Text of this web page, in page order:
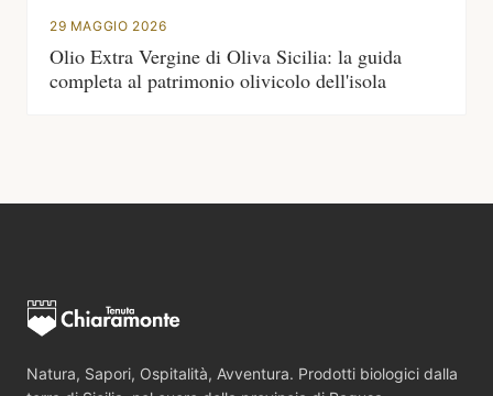
29 MAGGIO 2026
Olio Extra Vergine di Oliva Sicilia: la guida
completa al patrimonio olivicolo dell'isola
Natura, Sapori, Ospitalità, Avventura. Prodotti biologici dalla